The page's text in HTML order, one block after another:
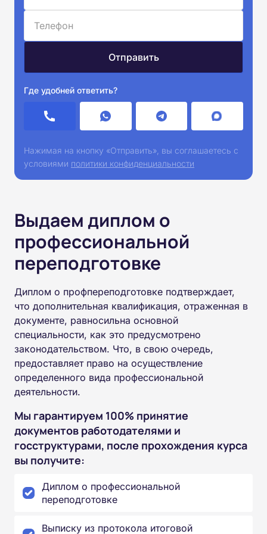
Где удобней ответить?
Нажимая на кнопку «Отправить», вы соглашаетесь с
условиями политики конфиденциальности
Выдаем диплом о
профессиональной
переподготовке
Диплом о профпереподготовке подтверждает,
что дополнительная квалификация, отраженная в
документе, равносильна основной
специальности, как это предусмотрено
законодательством. Что, в свою очередь,
предоставляет право на осуществление
определенного вида профессиональной
деятельности.
Мы гарантируем 100% принятие
документов работодателями и
госструктурами, после прохождения курса
вы получите:
Диплом о профессиональной
переподготовке
Выписку из протокола итоговой